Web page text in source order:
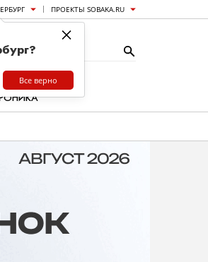
ПРОЕКТЫ SOBAKA.RU
×
Все верно